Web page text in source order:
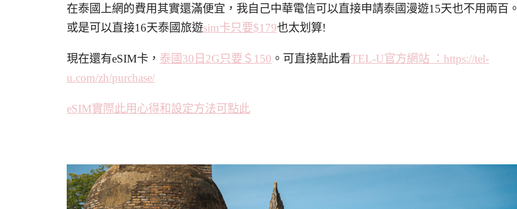
在泰國上網的費用其實還滿便宜，我自己中華電信可以直接申請泰國漫遊15天也不用兩百。
或是可以直接16天泰國旅遊sim卡只要$179也太划算!
現在還有eSIM卡， 泰國30日2G只要＄150 。可直接點此看TEL-U官方網站 ：https://tel-
u.com/zh/purchase/
eSIM實際此用心得和設定方法可點此